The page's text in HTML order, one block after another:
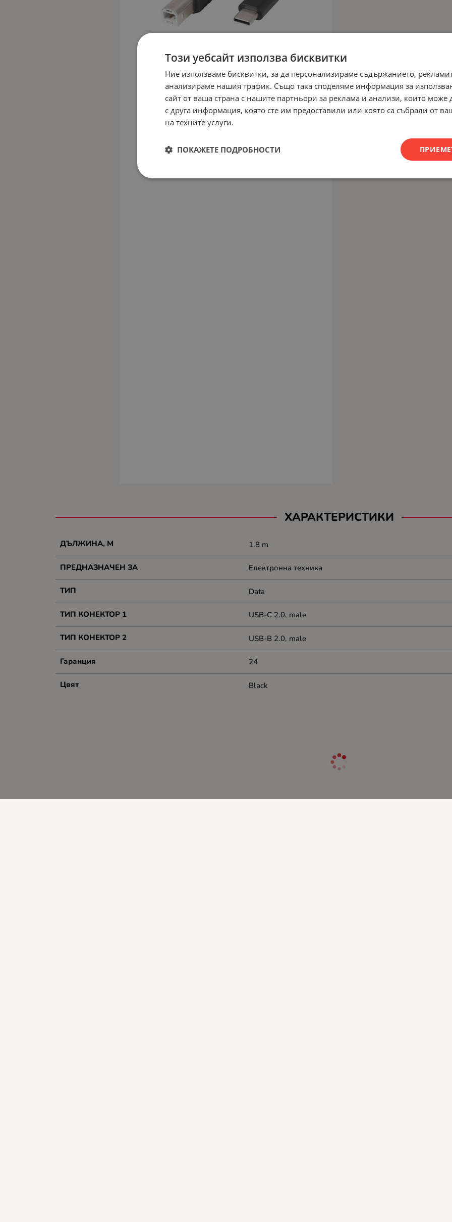
ХАРАКТЕРИСТИКИ
ДЪЛЖИНА, М 1.8 m
ПРЕДНАЗНАЧЕН ЗА Електронна техника
ТИП Data
ТИП КОНЕКТОР 1 USB-C 2.0, male
ТИП КОНЕКТОР 2 USB-B 2.0, male
Гаранция 24
Цвят Black
Този уебсайт използва бисквитки
Ние използваме бисквитки, за да персонализираме съдържанието,
анализираме нашия трафик. Също така споделяме информация за
сайт от ваша страна с нашите партньори за реклама и анализи, които може
с друга информация, която сте им предоставили или която са събрали от
на техните услуги.
ПОКАЖЕТЕ ПОДРОБНОСТИ